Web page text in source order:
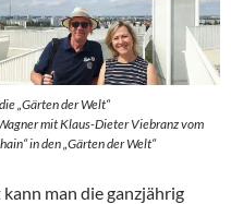
„Gärten der Welt“
mit Klaus-Dieter Viebranz vom
in den „Gärten der Welt“
man die ganzjährig